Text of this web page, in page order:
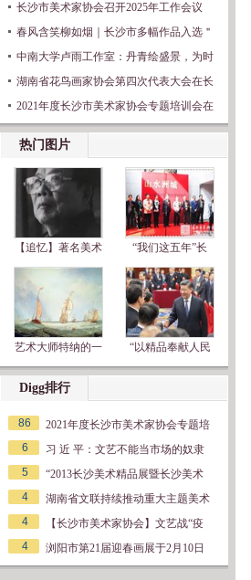
长沙市美术家协会召开2025年工作会议
春风含笑柳如烟｜长沙市多幅作品入选＂
中南大学卢雨工作室：丹青绘盛景，为时
湖南省花鸟画家协会第四次代表大会在长
2021年度长沙市美术家协会专题培训会在
热门图片
【追忆】著名美术 “我们这五年”长
艺术大师特纳的一 “以精品奉献人民
Digg排行
86
2021年度长沙市美术家协会专题培
6
习 近 平：文艺不能当市场的奴隶
5
“2013长沙美术精品展暨长沙美术
4
湖南省文联持续推动重大主题美术
4
【长沙市美术家协会】文艺战“疫
4
浏阳市第21届迎春画展于2月10日